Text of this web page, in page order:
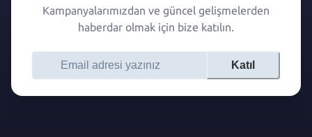
Kampanyalarımızdan ve güncel gelişmelerden
haberdar olmak için bize katılın.
Katıl